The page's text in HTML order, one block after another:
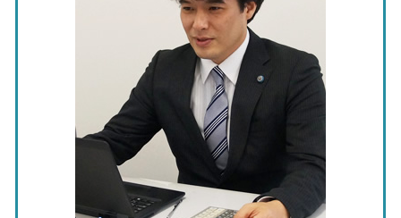
個人事業 税 確定申告
中小企業 資金繰り 悪化
事業承継 税理士
法人化 手続き
中期経営計画 わかりやすい
銀行対策 税理士 相談 名古屋市
経営計画 税理士 相談 北名古屋市
税務相談 税理士 北名古屋市
税務相談 税理士 名古屋市
税務調査 税理士 相談 瀬戸市
節税対策 税理士 相談 東海市
税務調査 税理士 相談 三重県
事業承継 税理士 相談 春日井市